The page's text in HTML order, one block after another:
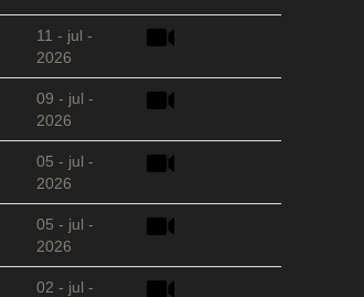
11 - jul -
2026
09 - jul -
2026
05 - jul -
2026
05 - jul -
2026
02 - jul -